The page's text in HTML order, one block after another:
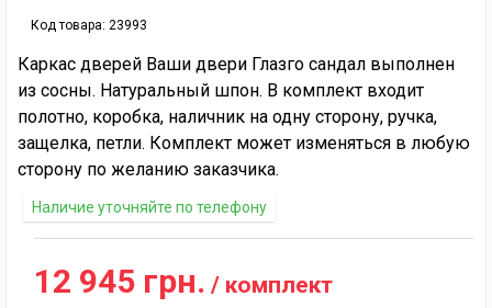
Код товара: 23993
Каркас дверей Ваши двери Глазго сандал выполнен
из сосны. Натуральный шпон. В комплект входит
полотно, коробка, наличник на одну сторону, ручка,
защелка, петли. Комплект может изменяться в любую
сторону по желанию заказчика.
Наличие уточняйте по телефону
12 945 грн. / комплект